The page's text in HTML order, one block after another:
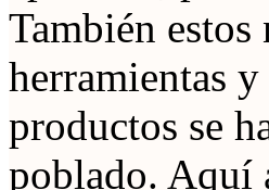
También
herramientas
productos se
poblado. Aquí